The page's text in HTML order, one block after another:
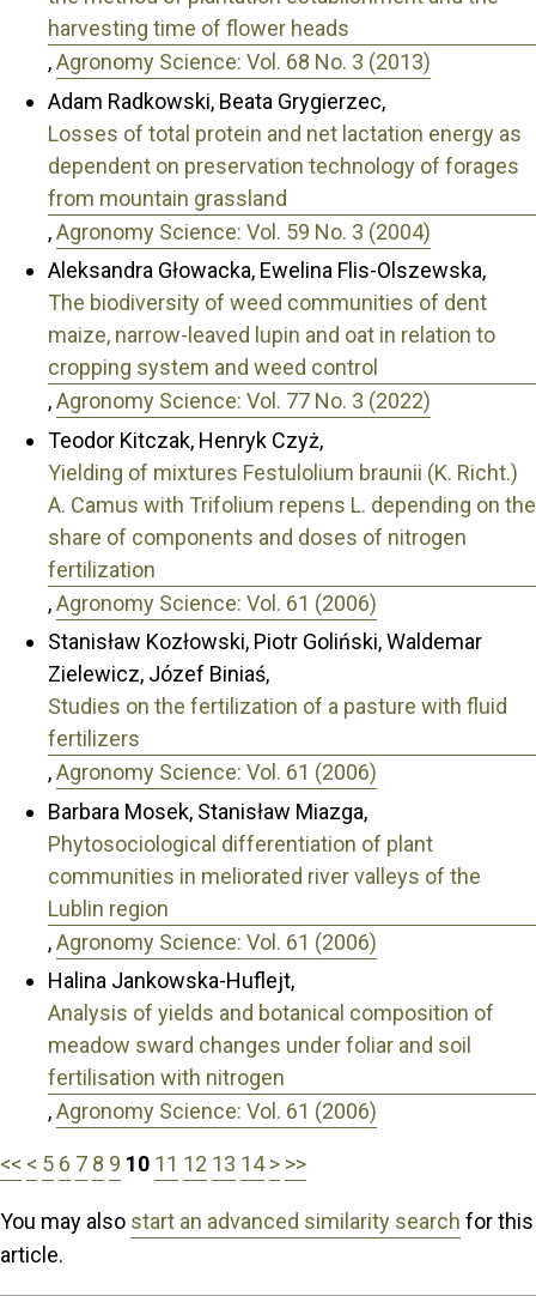
harvesting time of flower heads
,Agronomy Science: Vol. 68 No. 3 (2013)
Adam Radkowski, Beata Grygierzec,
Losses of total protein and net lactation energy as
dependent on preservation technology of forages
from mountain grassland
,Agronomy Science: Vol. 59 No. 3 (2004)
Aleksandra Głowacka, Ewelina Flis-Olszewska,
The biodiversity of weed communities of dent
maize, narrow-leaved lupin and oat in relation to
cropping system and weed control
,Agronomy Science: Vol. 77 No. 3 (2022)
Teodor Kitczak, Henryk Czyż,
Yielding of mixtures Festulolium braunii (K. Richt.)
A. Camus with Trifolium repens L. depending on the
share of components and doses of nitrogen
fertilization
,Agronomy Science: Vol. 61 (2006)
Stanisław Kozłowski, Piotr Goliński, Waldemar
Zielewicz, Józef Biniaś,
Studies on the fertilization of a pasture with fluid
fertilizers
,Agronomy Science: Vol. 61 (2006)
Barbara Mosek, Stanisław Miazga,
Phytosociological differentiation of plant
communities in meliorated river valleys of the
Lublin region
,Agronomy Science: Vol. 61 (2006)
Halina Jankowska-Huflejt,
Analysis of yields and botanical composition of
meadow sward changes under foliar and soil
fertilisation with nitrogen
,Agronomy Science: Vol. 61 (2006)
<< < 5 6 7 8 9 10 11 12 13 14 > >>
You may also start an advanced similarity search for this
article.